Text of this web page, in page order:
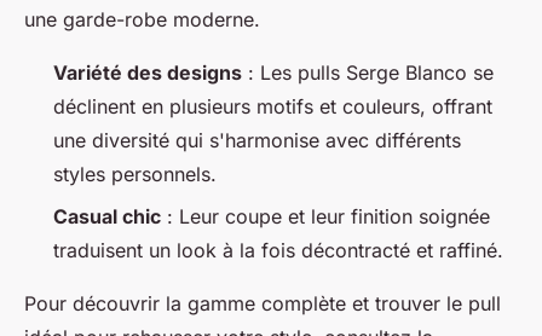
une garde-robe moderne.
Variété des designs : Les pulls Serge Blanco se
déclinent en plusieurs motifs et couleurs, offrant
une diversité qui s'harmonise avec différents
styles personnels.
Casual chic : Leur coupe et leur finition soignée
traduisent un look à la fois décontracté et raffiné.
Pour découvrir la gamme complète et trouver le pull